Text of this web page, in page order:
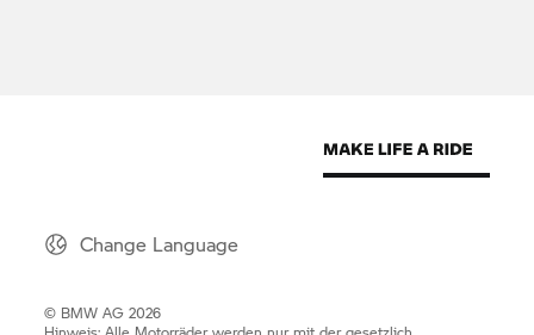
Change Language
© BMW AG 2026